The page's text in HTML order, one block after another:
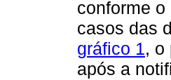
conforme
casos das
gráfico 1, o
após a